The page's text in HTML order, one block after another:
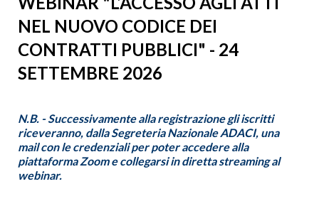
NEL NUOVO CODICE DEI
CONTRATTI PUBBLICI" - 24
SETTEMBRE 2026
N.B. - Successivamente alla registrazione gli iscritti
riceveranno, dalla Segreteria Nazionale ADACI, una
mail con le credenziali per poter accedere alla
piattaforma Zoom e collegarsi in diretta streaming al
webinar.